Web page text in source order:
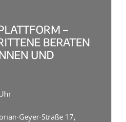
–
BERATEN
UND
Geyer-Straße 17,